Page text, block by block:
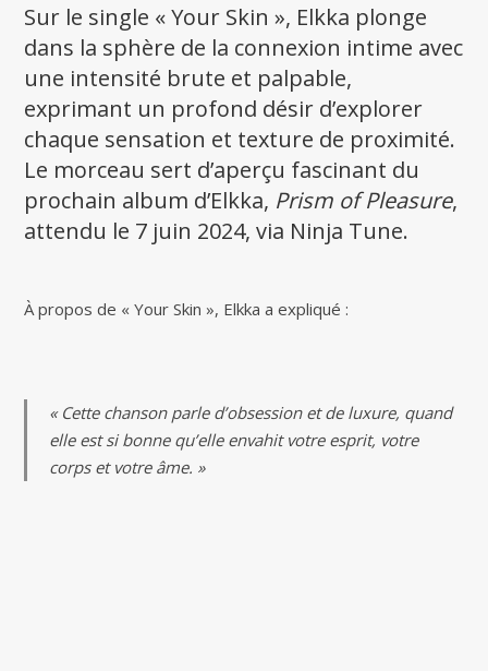
Sur le single « Your Skin », Elkka plonge
dans la sphère de la connexion intime avec
une intensité brute et palpable,
exprimant un profond désir d’explorer
chaque sensation et texture de proximité.
Le morceau sert d’aperçu fascinant du
prochain album d’Elkka, Prism of Pleasure,
attendu le 7 juin 2024, via Ninja Tune.
À propos de « Your Skin », Elkka a expliqué :
« Cette chanson parle d’obsession et de luxure, quand
elle est si bonne qu’elle envahit votre esprit, votre
corps et votre âme. »